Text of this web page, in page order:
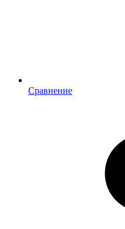
Сравнение